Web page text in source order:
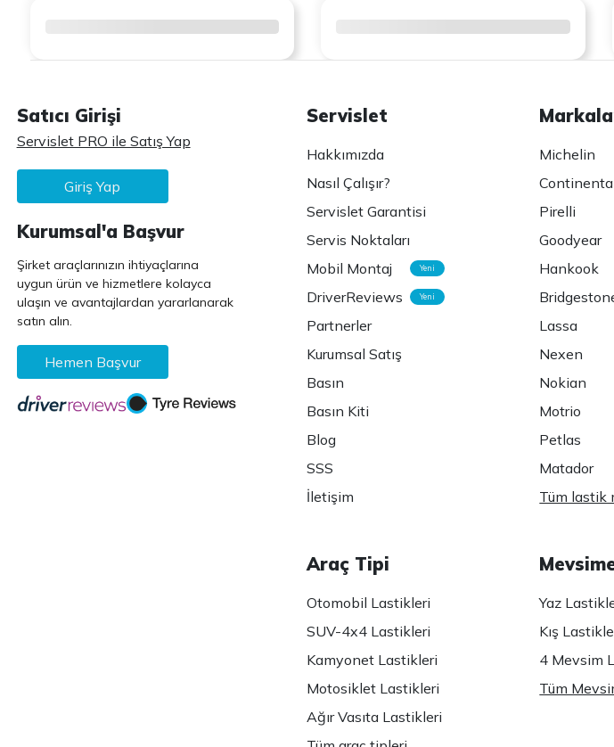
Satıcı Girişi
Servislet PRO ile Satış Yap
Giriş Yap
Kurumsal'a Başvur
Şirket araçlarınızın ihtiyaçlarına
uygun ürün ve hizmetlere kolayca
ulaşın ve avantajlardan yararlanarak
satın alın.
Hemen Başvur
Servislet
Hakkımızda
Nasıl Çalışır?
Servislet Garantisi
Servis Noktaları
Mobil Montaj
Yeni
DriverReviews Yeni
Partnerler
Kurumsal Satış
Basın
Basın Kiti
Blog
SSS
İletişim
Michelin
Pirelli
Goodyear
Hankook
Lassa
Nexen
Nokian
Motrio
Petlas
Matador
Tüm lastik
Araç Tipi
Otomobil Lastikleri
SUV-4x4 Lastikleri
Kamyonet Lastikleri
Motosiklet Lastikleri
Ağır Vasıta Lastikleri
Yaz
Kış
4 Mevsim
Tüm